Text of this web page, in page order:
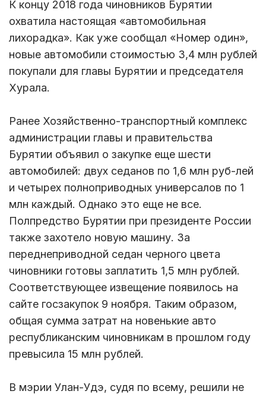
К концу 2018 года чиновников Бурятии
охватила настоящая «автомобильная
лихорадка». Как уже сообщал «Номер один»,
новые автомобили стоимостью 3,4 млн рублей
покупали для главы Бурятии и председателя
Хурала.
Ранее Хозяйственно-транспортный комплекс
администрации главы и правительства
Бурятии объявил о закупке еще шести
автомобилей: двух седанов по 1,6 млн руб-лей
и четырех полноприводных универсалов по 1
млн каждый. Однако это еще не все.
Полпредство Бурятии при президенте России
также захотело новую машину. За
переднеприводной седан черного цвета
чиновники готовы заплатить 1,5 млн рублей.
Соответствующее извещение появилось на
сайте госзакупок 9 ноября. Таким образом,
общая сумма затрат на новенькие авто
республиканским чиновникам в прошлом году
превысила 15 млн рублей.
В мэрии Улан-Удэ, судя по всему, решили не